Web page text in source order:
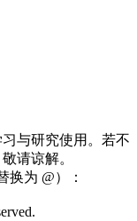
与研究使用。若不
请谅解。
换为 @）：